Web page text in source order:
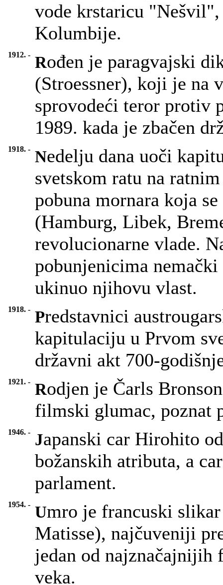
vode krstaricu
Kolumbije.
1912. - Rođen je paragvajski
(Stroessner), koji je na
sprovodeći teror protiv
1989. kada je zbačen
1918. - Nedelju dana uoči
svetskom ratu na
pobuna mornara koja
(Hamburg, Libek,
revolucionarne vlade.
pobunjenicima
ukinuo njihovu vlast.
1918. - Predstavnici
kapitulaciju u Prvom
državni akt 700-
1921. - Rodjen je Čarls
filmski glumac, poznat
1946. - Japanski car Hirohito
božanskih atributa, a
parlament.
1954. - Umro je francuski
Matisse), najčuveniji
jedan od najznačajnijih
veka.